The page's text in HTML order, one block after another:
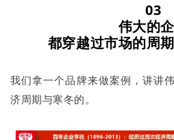
03
伟大的
都穿越过市场的周
我们拿一个品牌来做案例，讲讲
济周期与寒冬的。